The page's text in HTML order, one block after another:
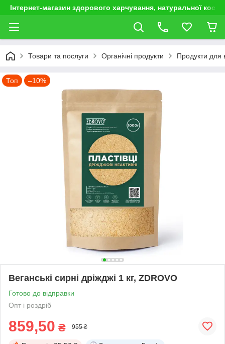
Інтернет-магазин здорового харчування, натуральної
Товари та послуги Органічні продукти Продукти для
Топ –10%
Веганські сирні дріжджі 1 кг, ZDROVO
Готово до відправки
Опт і роздріб
859,50 ₴ 955 ₴